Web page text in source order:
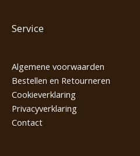
Service
Algemene voorwaarden
Bestellen en Retourneren
Cookieverklaring
Privacyverklaring
Contact